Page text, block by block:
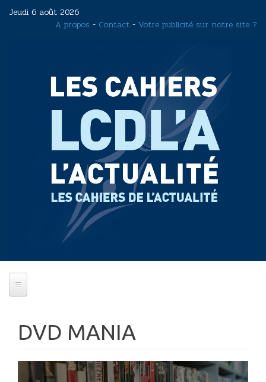
Jeudi 6 août 2026
A propos - Contact - Votre publicité sur notre site ?
DVD MANIA